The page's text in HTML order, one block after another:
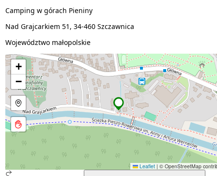
Camping w górach Pieniny
Nad Grajcarkiem 51, 34-460 Szczawnica
Województwo małopolskie
+
−
Leaflet | © OpenStreetMap